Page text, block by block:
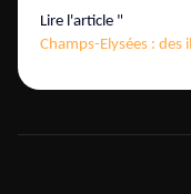
Lire l'article "
Champs-Elysées :